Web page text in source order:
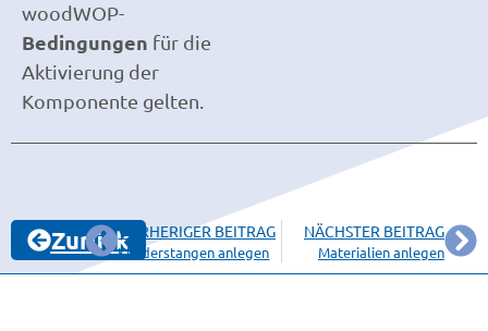
woodWOP-
Bedingungen für die
Aktivierung der
Komponente gelten.
ZurückVORHERIGER BEITRAG
Kleiderstangen anlegen
NÄCHSTER BEITRAG
Materialien anlegen